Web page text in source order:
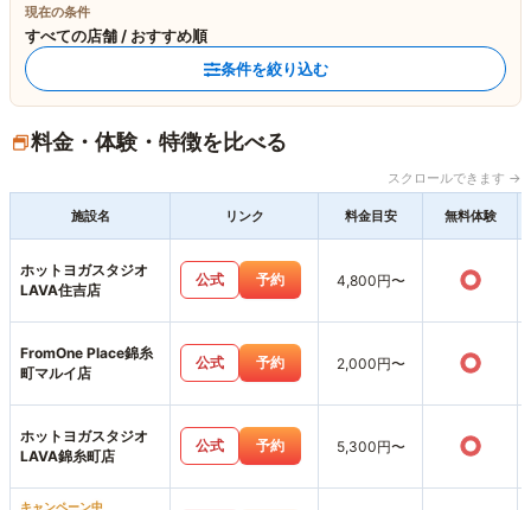
現在の条件
すべての店舗 / おすすめ順
条件を絞り込む
料金・体験・特徴を比べる
スクロールできます →
施設名 リンク 料金目安 無料体験
ホットヨガスタジオ
LAVA住吉店
公式 予約 4,800円〜 ○
FromOne Place錦糸
町マルイ店
公式 予約 2,000円〜 ○
ホットヨガスタジオ
LAVA錦糸町店
公式 予約 5,300円〜 ○
キャンペーン中